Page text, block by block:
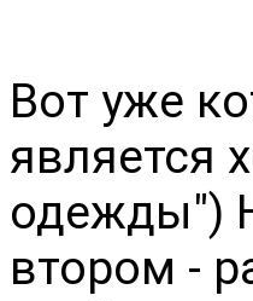
Вот уже
является
одежды")
втором -